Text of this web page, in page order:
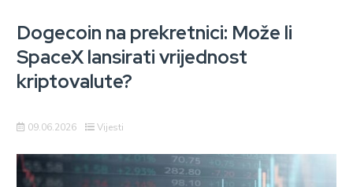
Dogecoin na prekretnici: Može li
SpaceX lansirati vrijednost
kriptovalute?
09.06.2026 Vijesti